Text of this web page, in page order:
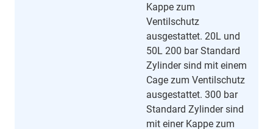
Kappe zum
Ventilschutz
ausgestattet. 20L und
50L 200 bar Standard
Zylinder sind mit einem
Cage zum Ventilschutz
ausgestattet. 300 bar
Standard Zylinder sind
mit einer Kappe zum